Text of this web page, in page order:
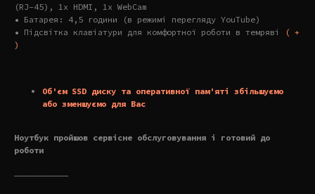
(RJ-45), 1x HDMI, 1x WebCam
• Батарея: 4,5 години (в режимі перегляду YouTube)
• Підсвітка клавіатури для комфортної роботи в темряві
( +
)
Об'єм SSD диску та оперативної пам'яті збільшуємо
або зменшуємо для Вас
Ноутбук пройшов сервісне обслуговування і готовий до
роботи
———————————